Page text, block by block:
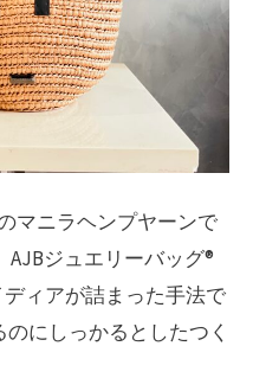
マニラヘンプヤーンで
ジュエリーバッグ®︎
ィアが詰まった手法で
にしっかるとしたつく